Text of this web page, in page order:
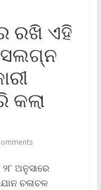
ରଖି ଏହି
ସଲଗ୍ନ
କଲା
ଅନୁସାରେ
ଚଳାଚଳ